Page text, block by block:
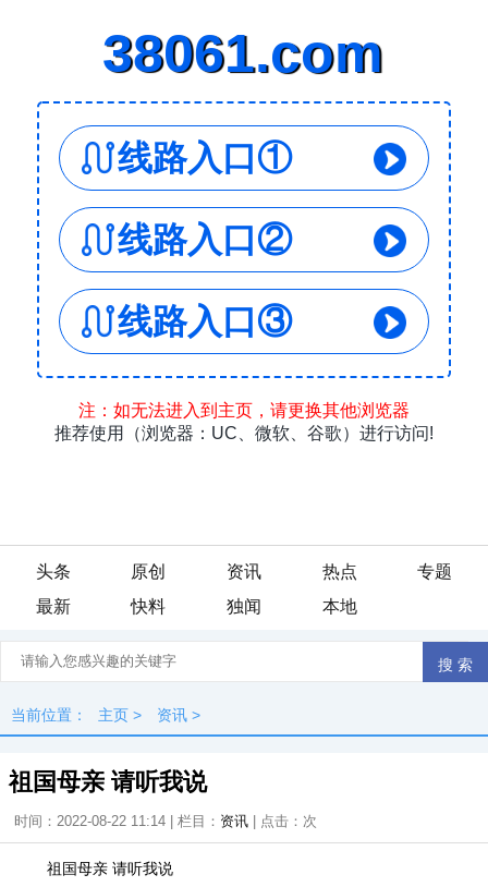
头条 原创 资讯 热点
专题
最新
快料 独闻 本地
当前位置： 主页 > 资讯 >
祖国母亲 请听我说
时间：2022-08-22 11:14 | 栏目： 资讯 | 点击： 次
祖国母亲 请听我说